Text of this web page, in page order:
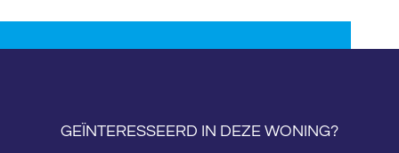
GEÏNTERESSEERD IN DEZE WONING?